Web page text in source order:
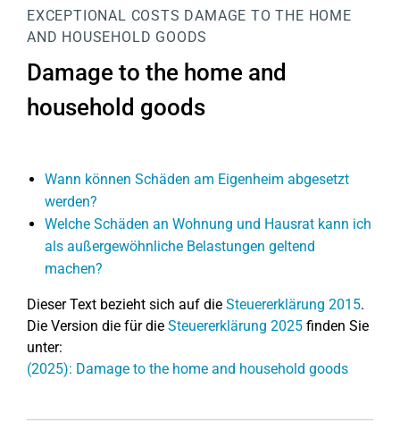
EXCEPTIONAL COSTS DAMAGE TO THE HOME
AND HOUSEHOLD GOODS
Damage to the home and
household goods
Wann können Schäden am Eigenheim abgesetzt
werden?
Welche Schäden an Wohnung und Hausrat kann ich
als außergewöhnliche Belastungen geltend
machen?
Dieser Text bezieht sich auf die Steuererklärung 2015.
Die Version die für die Steuererklärung 2025 finden Sie
unter:
(2025): Damage to the home and household goods